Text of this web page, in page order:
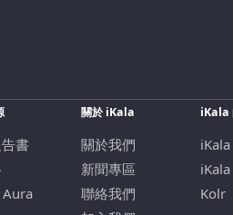
書
關於 iKala
關於我們
新聞專區
聯絡我們
iKala
iKala
Kolr